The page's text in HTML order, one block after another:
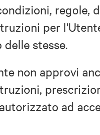
regole,
per
stesse.
non approvi
ad